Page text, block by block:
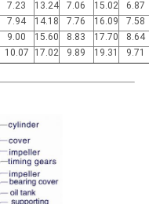
7.23 13.24 7.06 15.02
6.87
7.94 14.18 7.76 16.09
7.58
9.00 15.60 8.83 17.70
8.64
10.07 17.02 9.89 19.31 9.71